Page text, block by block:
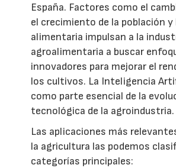
España. Factores como el
el crecimiento de la población y
alimentaria impulsan a la
agroalimentaria a buscar
innovadores para mejorar el
los cultivos. La Inteligencia
como parte esencial de la
tecnológica de la agroindustria.
Las aplicaciones más
la agricultura las podemos
categorías principales: